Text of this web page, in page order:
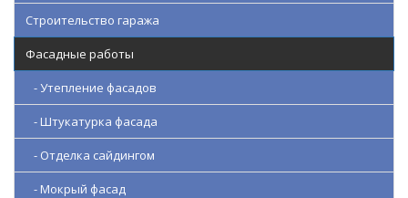
Строительство гаража
Фасадные работы
- Утепление фасадов
- Штукатурка фасада
- Отделка сайдингом
- Мокрый фасад